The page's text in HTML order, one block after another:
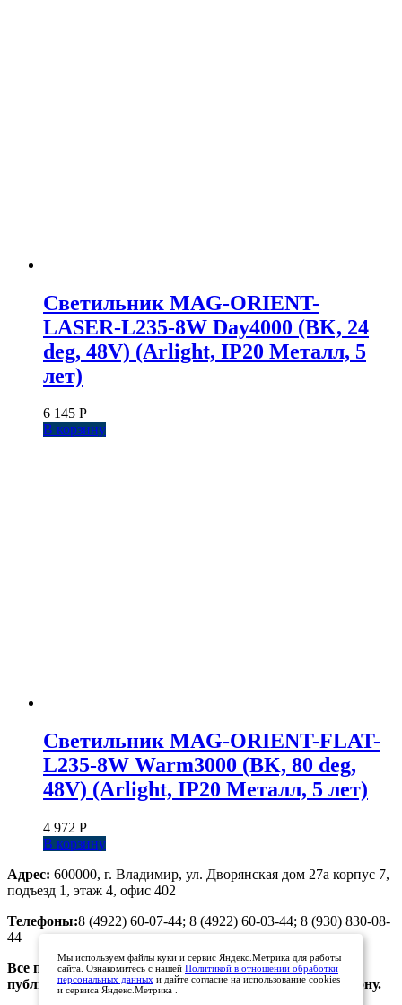
Светильник MAG-ORIENT-
LASER-L235-8W Day4000 (BK, 24
deg, 48V) (Arlight, IP20 Металл, 5
лет)
6 145 Р
В корзину
Светильник MAG-ORIENT-FLAT-
L235-8W Warm3000 (BK, 80 deg,
48V) (Arlight, IP20 Металл, 5 лет)
4 972 Р
В корзину
Адрес: 600000, г. Владимир, ул. Дворянская дом 27а корпус 7,
подъезд 1, этаж 4, офис 402
Телефоны:8 (4922) 60-07-44; 8 (4922) 60-03-44; 8 (930) 830-08-
44
Все предложения, размещенные на сайте, не являются
публичной офертой. Просьба уточнять цены по телефону.
Мы используем файлы куки и сервис Яндекс.Метрика для работы
сайта. Ознакомитесь с нашей Политикой в отношении обработки
персональных данных и дайте согласие на использование cookies
и сервиса Яндекс.Метрика .